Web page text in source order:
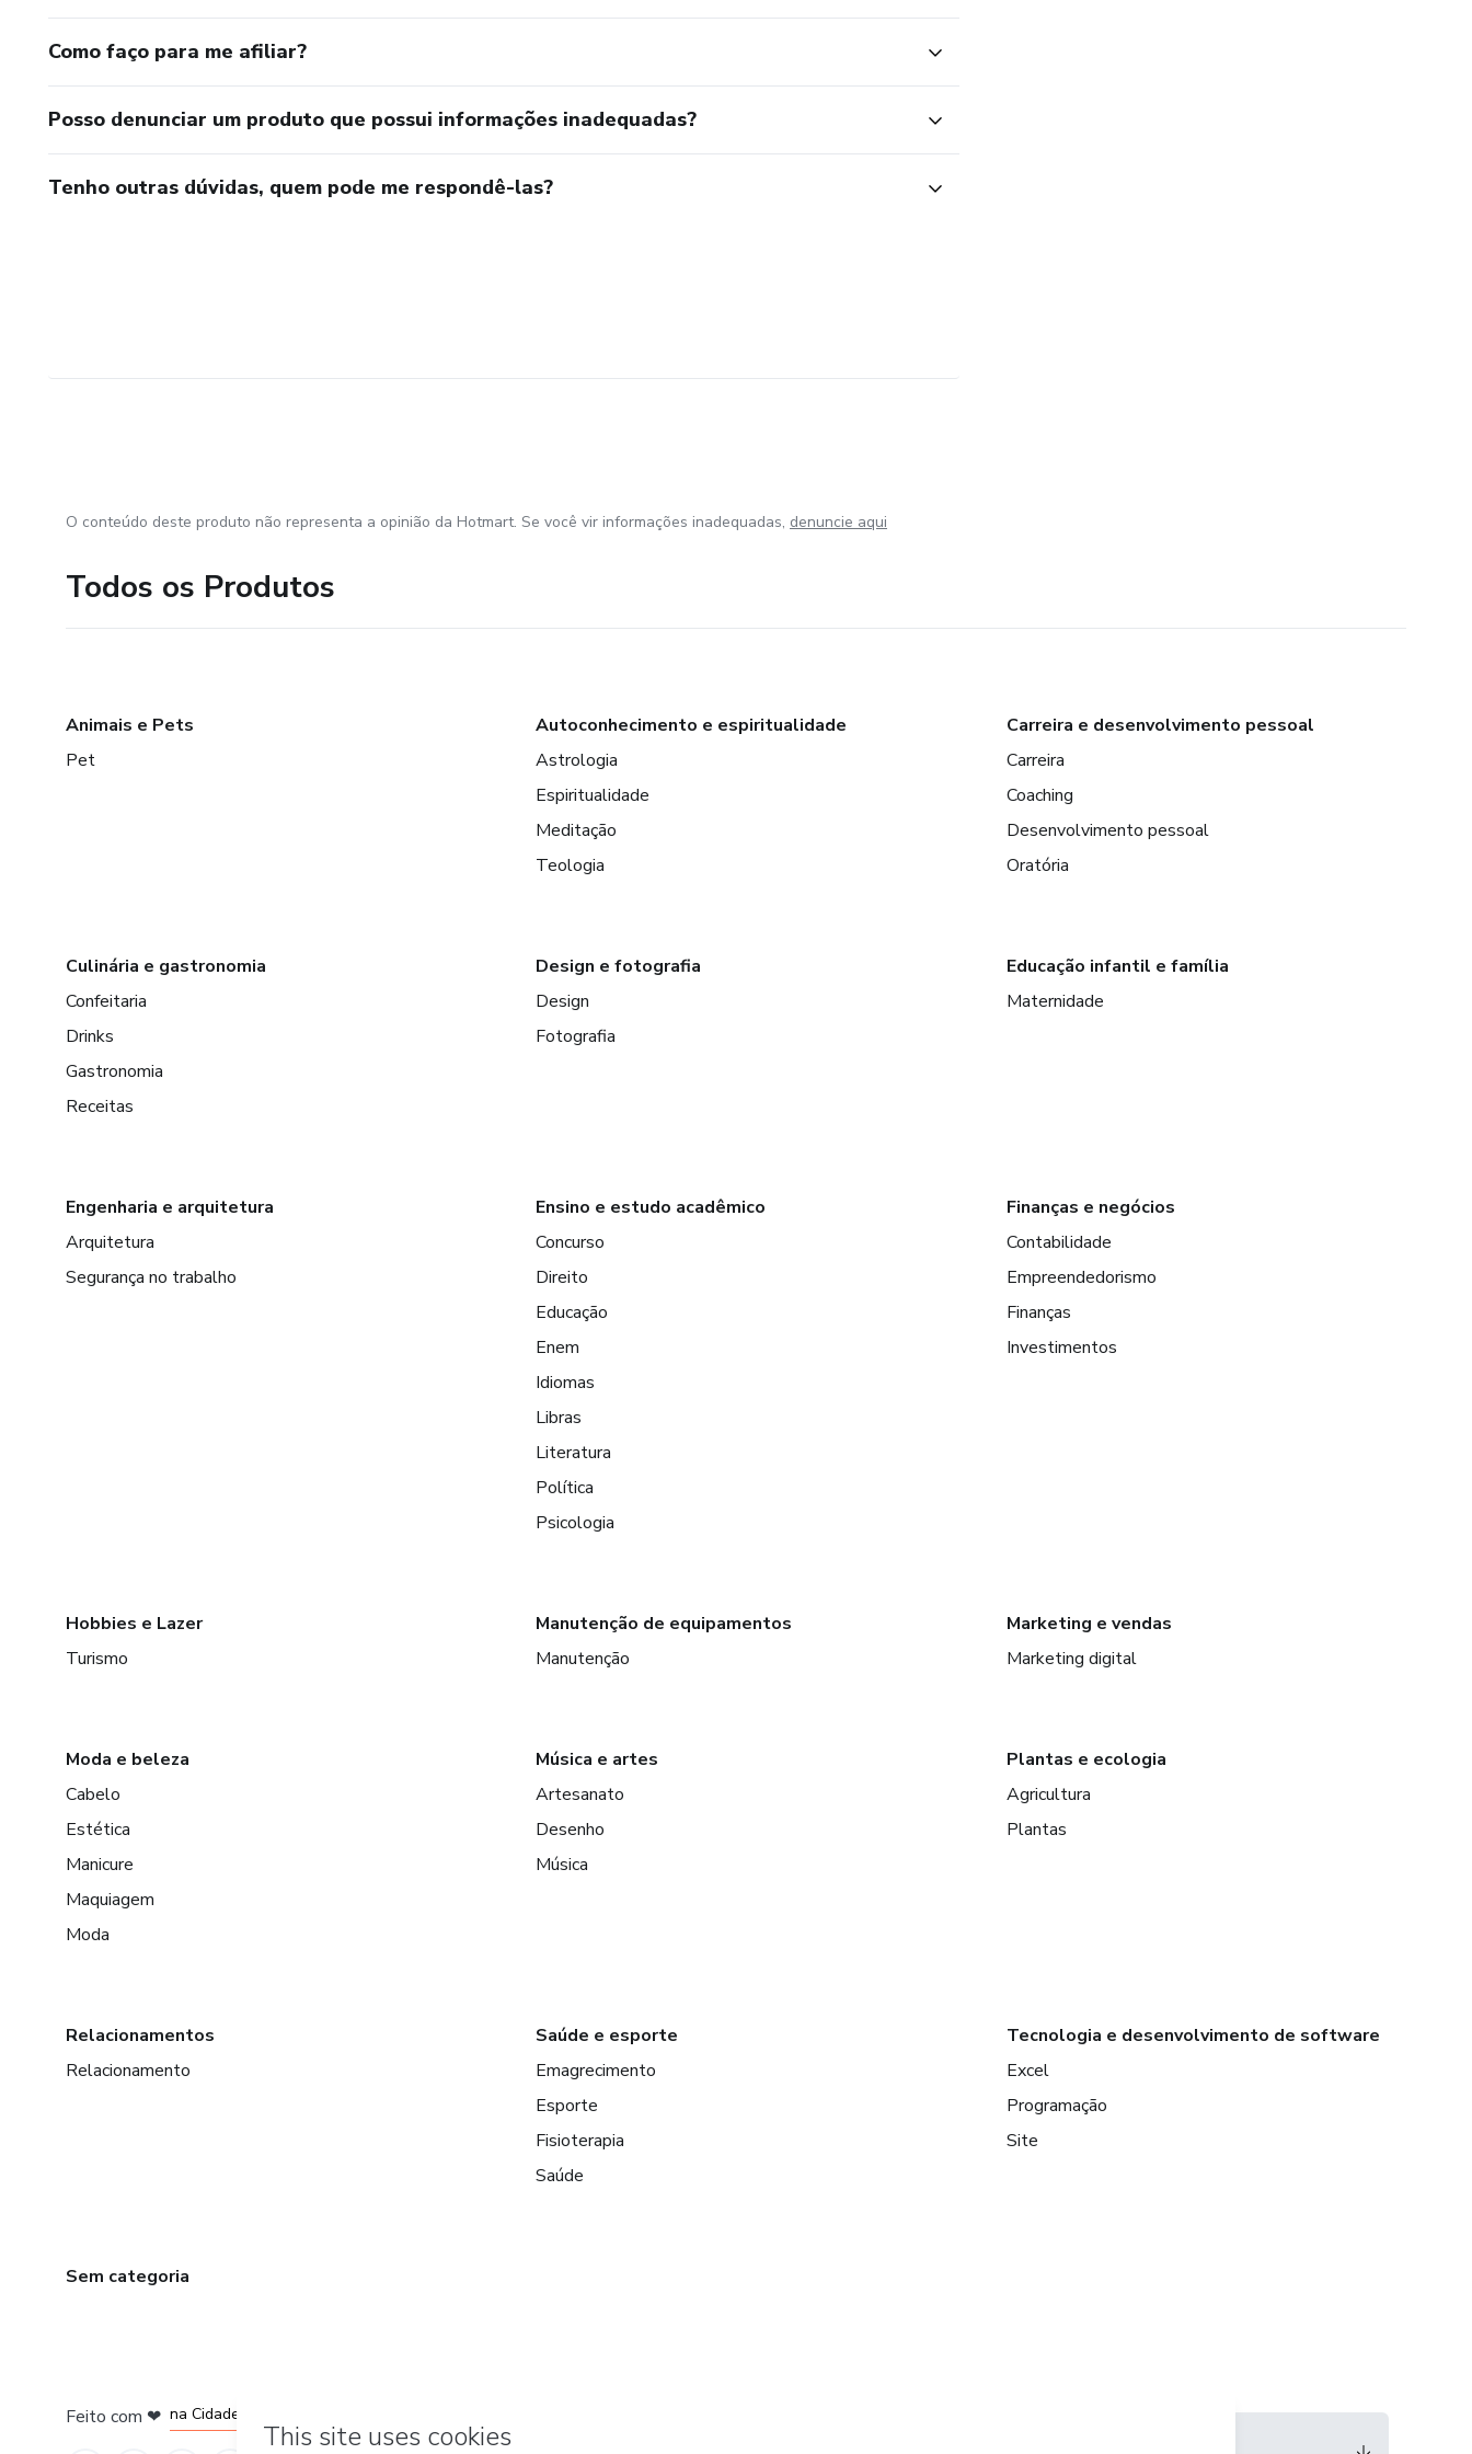
Como faço para me afiliar?
Posso denunciar um produto que possui informações inadequadas?
Tenho outras dúvidas, quem pode me respondê-las?
O conteúdo deste produto não representa a opinião da Hotmart. Se você vir informações inadequadas, denuncie aqui
Todos os Produtos
Animais e Pets
Pet
Autoconhecimento e espiritualidade
Astrologia
Espiritualidade
Meditação
Teologia
Carreira e desenvolvimento pessoal
Carreira
Coaching
Desenvolvimento pessoal
Oratória
Culinária e gastronomia
Confeitaria
Drinks
Gastronomia
Receitas
Design e fotografia
Design
Fotografia
Educação infantil e família
Maternidade
Engenharia e arquitetura
Arquitetura
Segurança no trabalho
Ensino e estudo acadêmico
Concurso
Direito
Educação
Enem
Idiomas
Libras
Literatura
Política
Psicologia
Finanças e negócios
Contabilidade
Empreendedorismo
Finanças
Investimentos
Hobbies e Lazer
Turismo
Manutenção de equipamentos
Manutenção
Marketing e vendas
Marketing digital
Moda e beleza
Cabelo
Estética
Manicure
Maquiagem
Moda
Música e artes
Artesanato
Desenho
Música
Plantas e ecologia
Agricultura
Plantas
Relacionamentos
Relacionamento
Saúde e esporte
Emagrecimento
Esporte
Fisioterapia
Saúde
Tecnologia e desenvolvimento de software
Excel
Programação
Site
Sem categoria
Feito com ❤
em Belo Horizonte
na Cidade do México